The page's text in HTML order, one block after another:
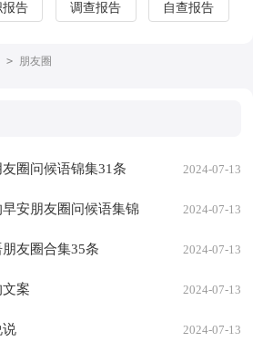
报告 调查报告 自查报告
> 朋友圈
圈问候语锦集31条 2024-07-13
安朋友圈问候语集锦
2024-07-13
友圈合集35条 2024-07-13
案 2024-07-13
说 2024-07-13